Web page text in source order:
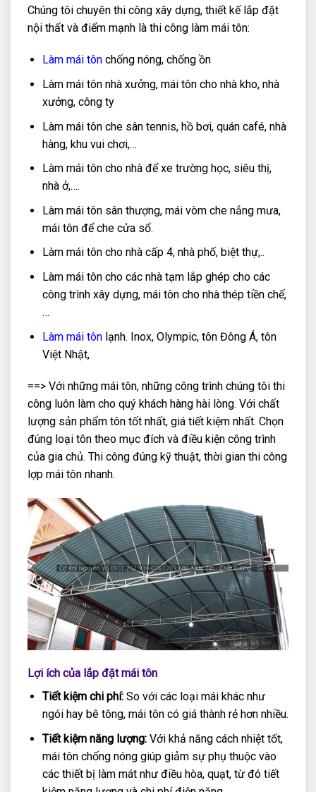
Chúng tôi chuyên thi công xây dựng, thiết kế lắp đặt
nội thất và điểm mạnh là thi công làm mái tôn:
Làm mái tônchống nóng, chống ồn
Làm mái tôn nhà xưởng, mái tôn cho nhà kho, nhà
xưởng, công ty
Làm mái tôn che sân tennis, hồ bơi, quán café, nhà
hàng, khu vui chơi,…
Làm mái tôn cho nhà để xe trường học, siêu thị,
nhà ở,….
Làm mái tôn sân thượng, mái vòm che nắng mưa,
mái tôn để che cửa sổ.
Làm mái tôn cho nhà cấp 4, nhà phố, biệt thự,..
Làm mái tôn cho các nhà tạm lắp ghép cho các
công trình xây dựng, mái tôn cho nhà thép tiền chế,
…
Làm mái tônlạnh. Inox, Olympic, tôn Đông Á, tôn
Việt Nhật,
==> Với những mái tôn, những công trình chúng tôi thi
công luôn làm cho quý khách hàng hài lòng. Với chất
lượng sản phẩm tôn tốt nhất, giá tiết kiệm nhất. Chọn
đúng loại tôn theo mục đích và điều kiện công trình
của gia chủ. Thi công đúng kỹ thuật, thời gian thi công
lợp mái tôn nhanh.
Lợi ích của lắp đặt mái tôn
Tiết kiệm chi phí:So với các loại mái khác như
ngói hay bê tông, mái tôn có giá thành rẻ hơn nhiều.
Tiết kiệm năng lượng:Với khả năng cách nhiệt tốt,
mái tôn chống nóng giúp giảm sự phụ thuộc vào
các thiết bị làm mát như điều hòa, quạt, từ đó tiết